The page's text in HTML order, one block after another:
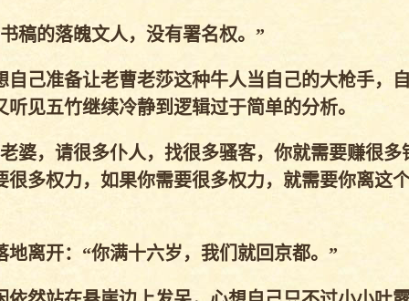
稿的落魄文人，没有署名权。”
己准备让老曹老莎这种牛人当自己的大枪手，
见五竹继续冷静到逻辑过于简单的分析。
婆，请很多仆人，找很多骚客，你就需要赚很多
很多权力，如果你需要很多权力，就需要你离这
离开：“你满十六岁，我们就回京都。”